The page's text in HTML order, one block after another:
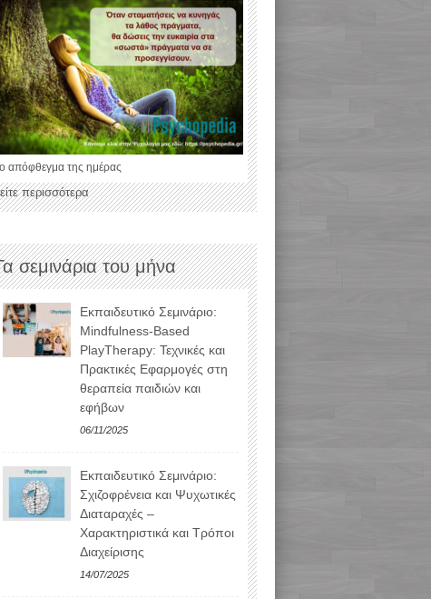
απόφθεγμα της ημέρας
περισσότερα
σεμινάρια του μήνα
Εκπαιδευτικό Σεμινάριο:
Mindfulness-Based
PlayTherapy: Τεχνικές και
Πρακτικές Εφαρμογές στη
θεραπεία παιδιών και
εφήβων
06/11/2025
Εκπαιδευτικό Σεμινάριο:
Σχιζοφρένεια και Ψυχωτικές
Διαταραχές –
Χαρακτηριστικά και Τρόποι
Διαχείρισης
14/07/2025